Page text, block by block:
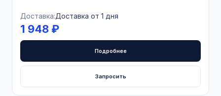
Доставка:Доставка от 1 дня
1 948 ₽
Подробнее
Запросить